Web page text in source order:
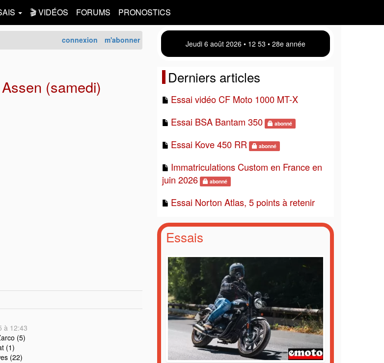
🎬 VIDÉOS FORUMS PRONOSTICS
connexion m'abonner
(samedi)
à 12:43
(5)
(1)
(22)
Jeudi 6 août 2026 • 12:53 • 28e année
Derniers articles
Essai vidéo CF Moto 1000 MT-X
Essai BSA Bantam 350
abonné
Essai Kove 450 RR abonné
Immatriculations Custom en France en
juin 2026
abonné
Essai Norton Atlas, 5 points à retenir
Essais